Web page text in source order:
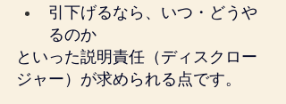
引下げるなら、いつ・どうや
るのか
といった説明責任（ディスクロー
ジャー）が求められる点です。